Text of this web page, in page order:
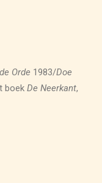
Orde 1983/Doe
boek De Neerkant,